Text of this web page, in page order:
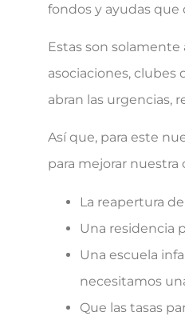
fondos y ayudas que
Estas son
asociaciones, clubes
abran las urgencias,
Así que, para este
para mejorar nuestra
La reapertura
Una residencia
Una escuela
necesitamos
Que las tasas